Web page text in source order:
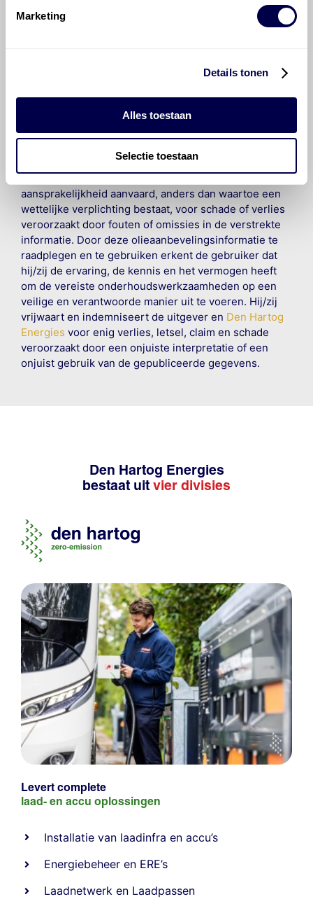
Marketing
Details tonen
Alles toestaan
Selectie toestaan
Alle rechten voorbehouden. Deze
gereproduceerd, opgeslagen in een database of op
andere manieren worden overgedragen zonder
voorafgaande schriftelijke toestemming van Olyslager
om ervoor te zorgen dat deze gegevens zo accuraat
en compleet mogelijk zijn, wordt geen
aansprakelijkheid aanvaard, anders dan waartoe een
wettelijke verplichting bestaat, voor schade of verlies
veroorzaakt door fouten of omissies in de verstrekte
informatie. Door deze olieaanbevelingsinformatie te
raadplegen en te gebruiken erkent de gebruiker dat
hij/zij de ervaring, de kennis en het vermogen heeft
om de vereiste onderhoudswerkzaamheden op een
veilige en verantwoorde manier uit te voeren. Hij/zij
vrijwaart en indemniseert de uitgever en Den Hartog
Energies voor enig verlies, letsel, claim en schade
veroorzaakt door een onjuiste interpretatie of een
onjuist gebruik van de gepubliceerde gegevens.
Den Hartog Energies
bestaat uit vier divisies
Levert complete
laad- en accu oplossingen
Installatie van laadinfra en accu’s
Energiebeheer en ERE’s
Laadnetwerk en Laadpassen